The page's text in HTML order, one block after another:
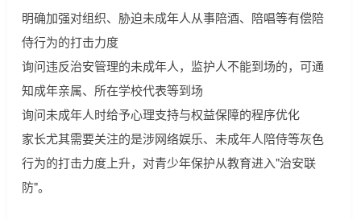
明确加强对组织、胁迫未成年人从事陪酒、陪唱等有偿陪
侍行为的打击力度
询问违反治安管理的未成年人，监护人不能到场的，可通
知成年亲属、所在学校代表等到场
询问未成年人时给予心理支持与权益保障的程序优化
家长尤其需要关注的是涉网络娱乐、未成年人陪侍等灰色
行为的打击力度上升，对青少年保护从教育进入"治安联
防"。